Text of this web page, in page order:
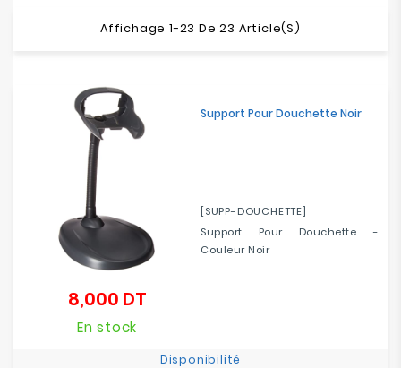
Electroménager
Bureautique
Sécurité
Mobilités
Affichage 1-23 De 23 Article(s)
Support Pour Douchette Noir
[SUPP-DOUCHETTE]
Support Pour Douchette -
Couleur Noir
8,000 DTPrix
En stock
Disponibilité